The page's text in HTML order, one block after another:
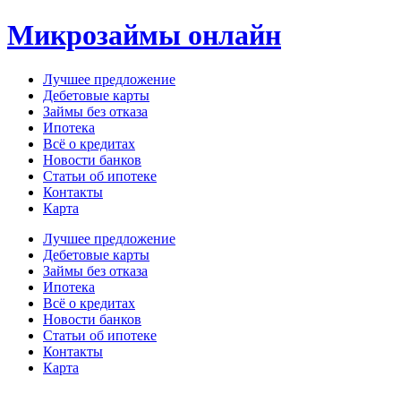
Перейти
к
Микрозаймы онлайн
Лучшее предложение
Дебетовые карты
Займы без отказа
Ипотека
Всё о кредитах
Новости банков
Статьи об ипотеке
Контакты
Карта
Меню Лучшее предложение
Дебетовые карты
Займы без отказа
Ипотека
Всё о кредитах
Новости банков
Статьи об ипотеке
Контакты
Карта